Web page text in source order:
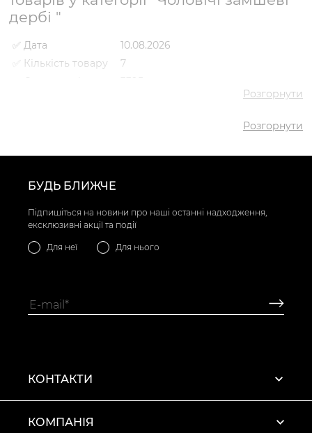
дербі "
✅ Дата
10.08.2026
✅ Кількість товару
7
✅
товар
Розгорнути
Розгорнути
БУДЬ БЛИЖЧЕ
Підпишіться на новини про наші останні надходження,
ексклюзивні акції та події
Для неї Для нього
КОНТАКТИ
КОМПАНІЯ